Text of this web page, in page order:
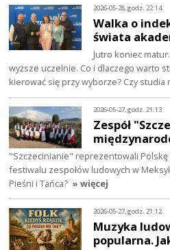
2026-05-28, godz. 22:14
Walka o
świata
Jutro koniec
wyższe uczelnie. Co i dlaczego warto
kierować się przy wyborze? Czy studia
2026-05-27, godz. 21:13
Zespół
"Szczecinianie" reprezentowali
festiwalu zespołów ludowych w
Pieśni i Tańca? » więcej
2026-05-27, godz. 21:12
Muzyka
popularna.